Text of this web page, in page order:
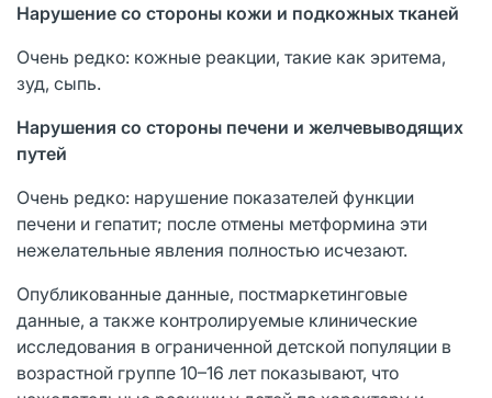
Нарушение со стороны кожи и подкожных тканей
Очень редко: кожные реакции, такие как эритема,
зуд, сыпь.
Нарушения со стороны печени и желчевыводящих
путей
Очень редко: нарушение показателей функции
печени и гепатит; после отмены метформина эти
нежелательные явления полностью исчезают.
Опубликованные данные, постмаркетинговые
данные, а также контролируемые клинические
исследования в ограниченной детской популяции в
возрастной группе 10–16 лет показывают, что